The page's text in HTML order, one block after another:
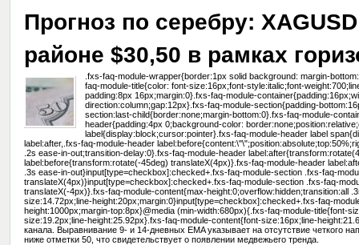
Прогноз по серебру:
районе $30,50 в рамках
.fxs-faq-module-wrapper{border:1px solid background: margin-
faq-module-title{color: font-size:16px;font-style:italic;font-
padding:8px 16px;margin:0}.fxs-faq-module-
direction:column;gap:12px}.fxs-faq-module-section{padding-
section:last-child{border:none;margin-bottom:0}.fxs-faq-module-
header{padding:4px 0;background-color:
label{display:block;cursor:pointer}.fxs-faq-module-header label
label:after,.fxs-faq-module-header
.2s ease-in-out;transition-delay:0}.fxs-faq-module-header
label:before{transform:rotate(-45deg) translateX(4px)}.fxs-faq-module-header
.3s ease-in-out}input[type=checkbox]:checked+.fxs-faq-module-section .fxs-faq-
translateX(4px)}input[type=checkbox]:checked+.fxs-faq-module-section .fxs-faq-
translateX(-4px)}.fxs-faq-module-content{max-height:0;overflow:hidden;transition:all
size:14.72px;line-height:20px;margin:0}input[type=checkbox]:checked+.fxs-faq-
height:1000px;margin-top:8px}@media (min-width:680px){.fxs-faq-module-title{font-
size:19.2px;line-height:25.92px}.fxs-faq-module-content{font-size:16px;line-
канала. Выравнивание 9- и 14-дневных EMA указывает на отсутствие четкого
ниже отметки 50, что свидетельствует о появлении медвежьего тренда.